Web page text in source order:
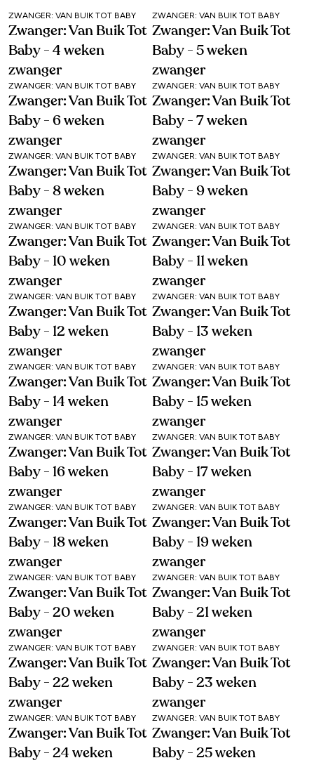
ZWANGER: VAN BUIK TOT BABY
Zwanger: Van Buik Tot
Baby - 4 weken
zwanger
ZWANGER: VAN BUIK TOT BABY
Zwanger: Van Buik Tot
Baby - 5 weken
zwanger
ZWANGER: VAN BUIK TOT BABY
Zwanger: Van Buik Tot
Baby - 6 weken
zwanger
ZWANGER: VAN BUIK TOT BABY
Zwanger: Van Buik Tot
Baby - 7 weken
zwanger
ZWANGER: VAN BUIK TOT BABY
Zwanger: Van Buik Tot
Baby - 8 weken
zwanger
ZWANGER: VAN BUIK TOT BABY
Zwanger: Van Buik Tot
Baby - 9 weken
zwanger
ZWANGER: VAN BUIK TOT BABY
Zwanger: Van Buik Tot
Baby - 10 weken
zwanger
ZWANGER: VAN BUIK TOT BABY
Zwanger: Van Buik Tot
Baby - 11 weken
zwanger
ZWANGER: VAN BUIK TOT BABY
Zwanger: Van Buik Tot
Baby - 12 weken
zwanger
ZWANGER: VAN BUIK TOT BABY
Zwanger: Van Buik Tot
Baby - 13 weken
zwanger
ZWANGER: VAN BUIK TOT BABY
Zwanger: Van Buik Tot
Baby - 14 weken
zwanger
ZWANGER: VAN BUIK TOT BABY
Zwanger: Van Buik Tot
Baby - 15 weken
zwanger
ZWANGER: VAN BUIK TOT BABY
Zwanger: Van Buik Tot
Baby - 16 weken
zwanger
ZWANGER: VAN BUIK TOT BABY
Zwanger: Van Buik Tot
Baby - 17 weken
zwanger
ZWANGER: VAN BUIK TOT BABY
Zwanger: Van Buik Tot
Baby - 18 weken
zwanger
ZWANGER: VAN BUIK TOT BABY
Zwanger: Van Buik Tot
Baby - 19 weken
zwanger
ZWANGER: VAN BUIK TOT BABY
Zwanger: Van Buik Tot
Baby - 20 weken
zwanger
ZWANGER: VAN BUIK TOT BABY
Zwanger: Van Buik Tot
Baby - 21 weken
zwanger
ZWANGER: VAN BUIK TOT BABY
Zwanger: Van Buik Tot
Baby - 22 weken
zwanger
ZWANGER: VAN BUIK TOT BABY
Zwanger: Van Buik Tot
Baby - 23 weken
zwanger
ZWANGER: VAN BUIK TOT BABY
Zwanger: Van Buik Tot
Baby - 24 weken
ZWANGER: VAN BUIK TOT BABY
Zwanger: Van Buik Tot
Baby - 25 weken